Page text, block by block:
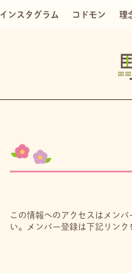
インスタグラム コドモン 理
この情報へのアクセスはメン
い。メンバー登録は下記リンク